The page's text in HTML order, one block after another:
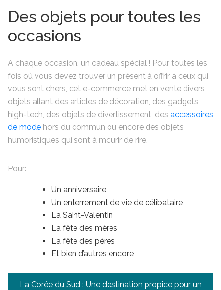
Des objets pour toutes les
occasions
A chaque occasion, un cadeau spécial ! Pour toutes les
fois où vous devez trouver un présent à offrir à ceux qui
vous sont chers, cet e-commerce met en vente divers
objets allant des articles de décoration, des gadgets
high-tech, des objets de divertissement, des accessoires
de mode hors du commun ou encore des objets
humoristiques qui sont à mourir de rire.
Pour:
Un anniversaire
Un enterrement de vie de célibataire
La Saint-Valentin
La fête des mères
La fête des pères
Et bien d’autres encore
Navigation
La Corée du Sud : Une destination propice pour un